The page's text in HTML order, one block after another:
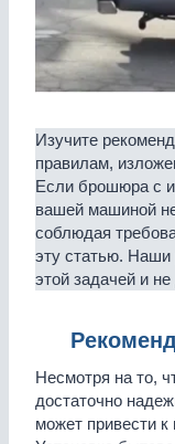
Изучите
правилам,
Если брошюра с
вашей машиной
соблюдая
эту статью. Наши
этой задачей и
Несмотря на то,
достаточно
может привести к